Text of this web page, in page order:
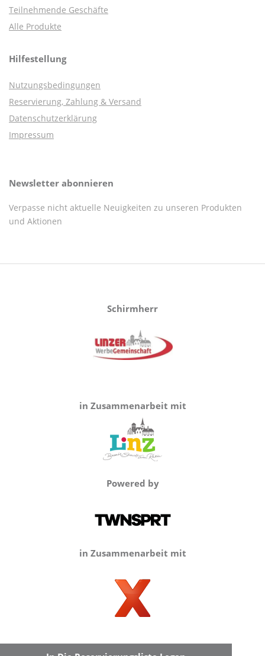
Teilnehmende Geschäfte
Alle Produkte
Hilfestellung
Nutzungsbedingungen
Reservierung, Zahlung & Versand
Datenschutzerklärung
Impressum
Newsletter abonnieren
Verpasse nicht aktuelle Neuigkeiten zu unseren Produkten
und Aktionen
Schirmherr
in Zusammenarbeit mit
Powered by
in Zusammenarbeit mit